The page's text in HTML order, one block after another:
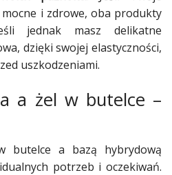
i zdrowe, oba produkty
jednak masz delikatne
dzięki swojej elastyczności,
uszkodzeniami.
a żel w butelce –
butelce a bazą hybrydową
potrzeb i oczekiwań.